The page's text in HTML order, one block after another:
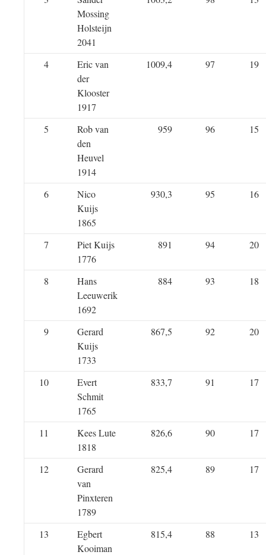
Mossing
Holsteijn
2041
4
Eric van
der
Klooster
1917
1009,4 97 19
5
Rob van
den
Heuvel
1914
959 96 15
6
Nico
Kuijs
1865
930,3 95 16
7
Piet Kuijs
1776
891 94 20
8
Hans
Leeuwerik
1692
884 93 18
9
Gerard
Kuijs
1733
867,5 92 20
10
Evert
Schmit
1765
833,7 91 17
11
Kees Lute
1818
826,6 90 17
12
Gerard
van
Pinxteren
1789
825,4 89 17
13
Egbert
Kooiman
815,4 88 13